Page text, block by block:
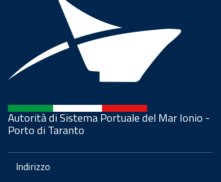
Autorità di Sistema Portuale del Mar Ionio -
Porto di Taranto
Indirizzo